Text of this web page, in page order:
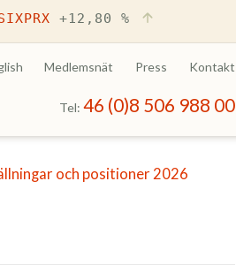
+12,80 %
Medlemsnät Press Kontakt
Tel: 46 (0)8 506 988 00
och positioner 2026